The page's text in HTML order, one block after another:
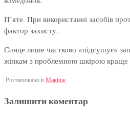
П’яте. При використанні засобів
фактор захисту.
Сонце лише частково «підсушує»
жінкам з проблемною шкірою краще
Розташовано в Макіяж
Залишити коментар